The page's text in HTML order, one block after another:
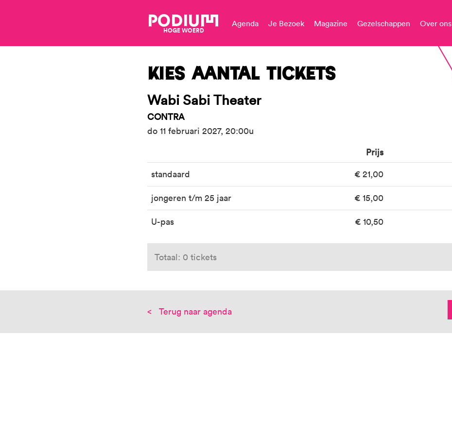
PODIUM
HOGE WOERD
Agenda Je Bezoek Magazine Gezelschappen Over ons
Kies aantal tickets
Wabi Sabi Theater
CONTRA
do 11 februari 2027, 20:00u
Prijs
standaard € 21,00
jongeren t/m 25 jaar € 15,00
U-pas € 10,50
Totaal: 0 tickets
Terug naar agenda